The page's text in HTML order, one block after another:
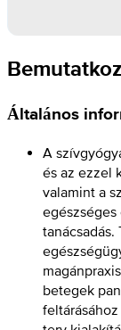
Általános
A
és az ezzel
valamint a
betegek